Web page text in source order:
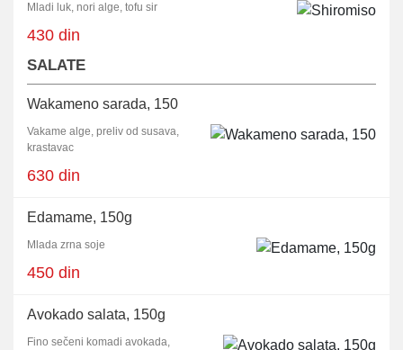
Mladi luk, nori alge, tofu sir
430 din
SALATE
Wakameno sarada, 150
Vakame alge, preliv od susava,
krastavac
630 din
Edamame, 150g
Mlada zrna soje
450 din
Avokado salata, 150g
Fino sečeni komadi avokada,